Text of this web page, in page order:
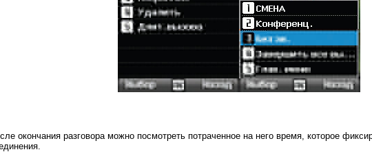
окончания разговора можно посмотреть потраченное на него время, которое